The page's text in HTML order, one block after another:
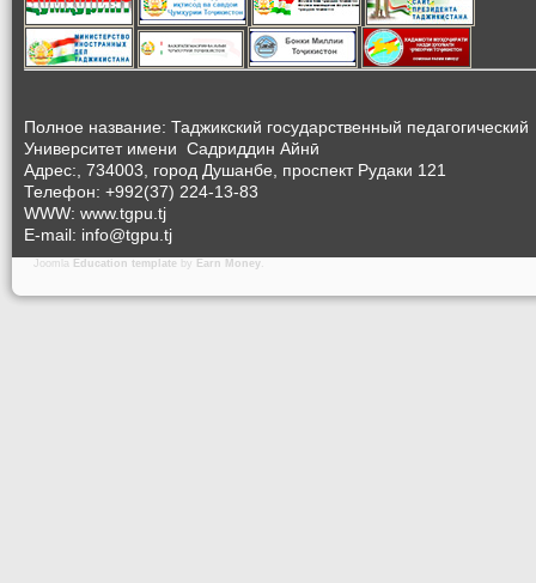
Полное название: Таджикский государственный педагогический
Университет имени Садриддин Айнӣ
Адрес:, 734003, город Душанбе, проспект Рудаки 121
Телефон: +992(37) 224-13-83
WWW: www.tgpu.tj
E-mail: info@tgpu.tj
Joomla Education template by Earn Money.